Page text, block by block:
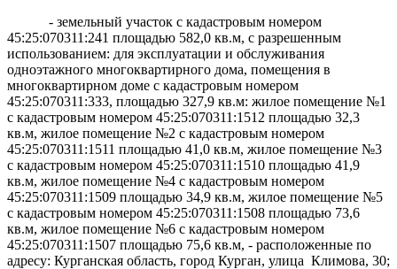
- земельный участок с кадастровым номером
45:25:070311:241 площадью 582,0 кв.м, с разрешенным
использованием: для эксплуатации и обслуживания
одноэтажного многоквартирного дома, помещения в
многоквартирном доме с кадастровым номером
45:25:070311:333, площадью 327,9 кв.м: жилое помещение №1
с кадастровым номером 45:25:070311:1512 площадью 32,3
кв.м, жилое помещение №2 с кадастровым номером
45:25:070311:1511 площадью 41,0 кв.м, жилое помещение №3
с кадастровым номером 45:25:070311:1510 площадью 41,9
кв.м, жилое помещение №4 с кадастровым номером
45:25:070311:1509 площадью 34,9 кв.м, жилое помещение №5
с кадастровым номером 45:25:070311:1508 площадью 73,6
кв.м, жилое помещение №6 с кадастровым номером
45:25:070311:1507 площадью 75,6 кв.м, - расположенные по
адресу: Курганская область, город Курган, улица Климова, 30;